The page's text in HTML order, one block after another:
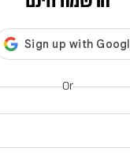
Or
דורון פסקין
של החות'ים תקפו מחנות